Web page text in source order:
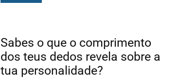
Sabes o que o comprimento
dos teus dedos revela sobre a
tua personalidade?